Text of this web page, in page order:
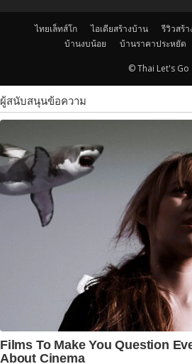
ไทยเล็ทส์โก ไอเดียสร้างบ้าน รีวิวสร้
บ้านงบน้อย
บ้านราคาประหยัด
© Thai Let's Go